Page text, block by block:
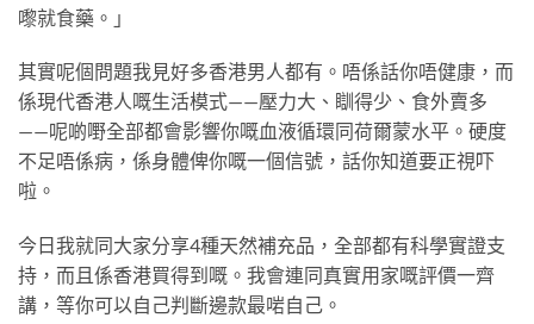
嚟就食藥。」
其實呢個問題我見好多香港男人都有。唔係話你唔健康，而
係現代香港人嘅生活模式——壓力大、瞓得少、食外賣多
——呢啲嘢全部都會影響你嘅血液循環同荷爾蒙水平。硬度
不足唔係病，係身體俾你嘅一個信號，話你知道要正視吓
啦。
今日我就同大家分享4種天然補充品，全部都有科學實證支
持，而且係香港買得到嘅。我會連同真實用家嘅評價一齊
講，等你可以自己判斷邊款最啱自己。